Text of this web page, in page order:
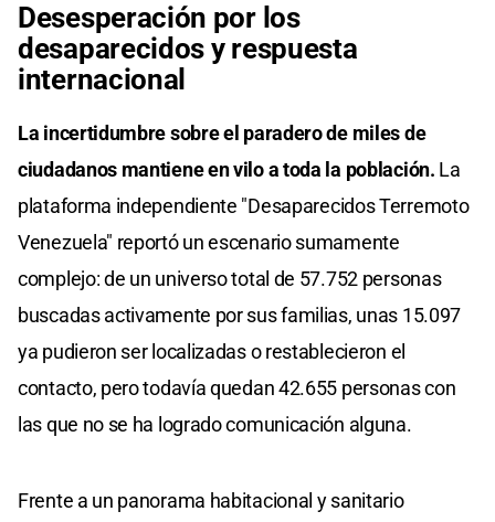
Desesperación por los
desaparecidos y respuesta
internacional
La incertidumbre sobre el paradero de miles de
ciudadanos mantiene en vilo a toda la población. La
plataforma independiente "Desaparecidos Terremoto
Venezuela" reportó un escenario sumamente
complejo: de un universo total de 57.752 personas
buscadas activamente por sus familias, unas 15.097
ya pudieron ser localizadas o restablecieron el
contacto, pero todavía quedan 42.655 personas con
las que no se ha logrado comunicación alguna.
Frente a un panorama habitacional y sanitario